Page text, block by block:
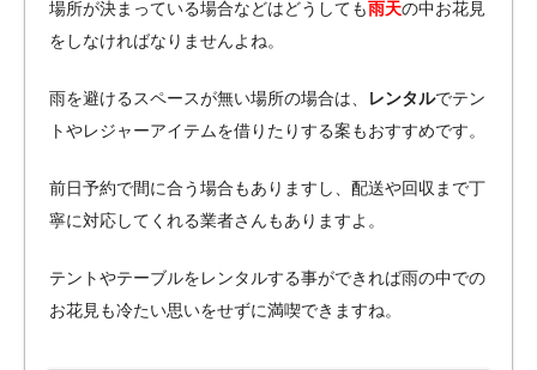
場所が決まっている場合などはどうしても雨天の中お花見
をしなければなりませんよね。
雨を避けるスペースが無い場所の場合は、 レンタルでテン
トやレジャーアイテムを借りたりする案もおすすめです。
前日予約で間に合う場合もありますし、配送や回収まで丁
寧に対応してくれる業者さんもありますよ。
テントやテーブルをレンタルする事ができれば雨の中での
お花見も冷たい思いをせずに満喫できますね。